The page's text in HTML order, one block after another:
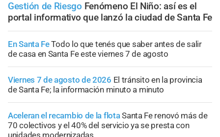
Gestión de Riesgo Fenómeno El Niño: así es el
portal informativo que lanzó la ciudad de Santa Fe
En Santa FeTodo lo que tenés que saber antes de salir
de casa en Santa Fe este viernes 7 de agosto
Viernes 7 de agosto de 2026 El tránsito en la provincia
de Santa Fe; la información minuto a minuto
Aceleran el recambio de la flotaSanta Fe renovó más de
70 colectivos y el 40% del servicio ya se presta con